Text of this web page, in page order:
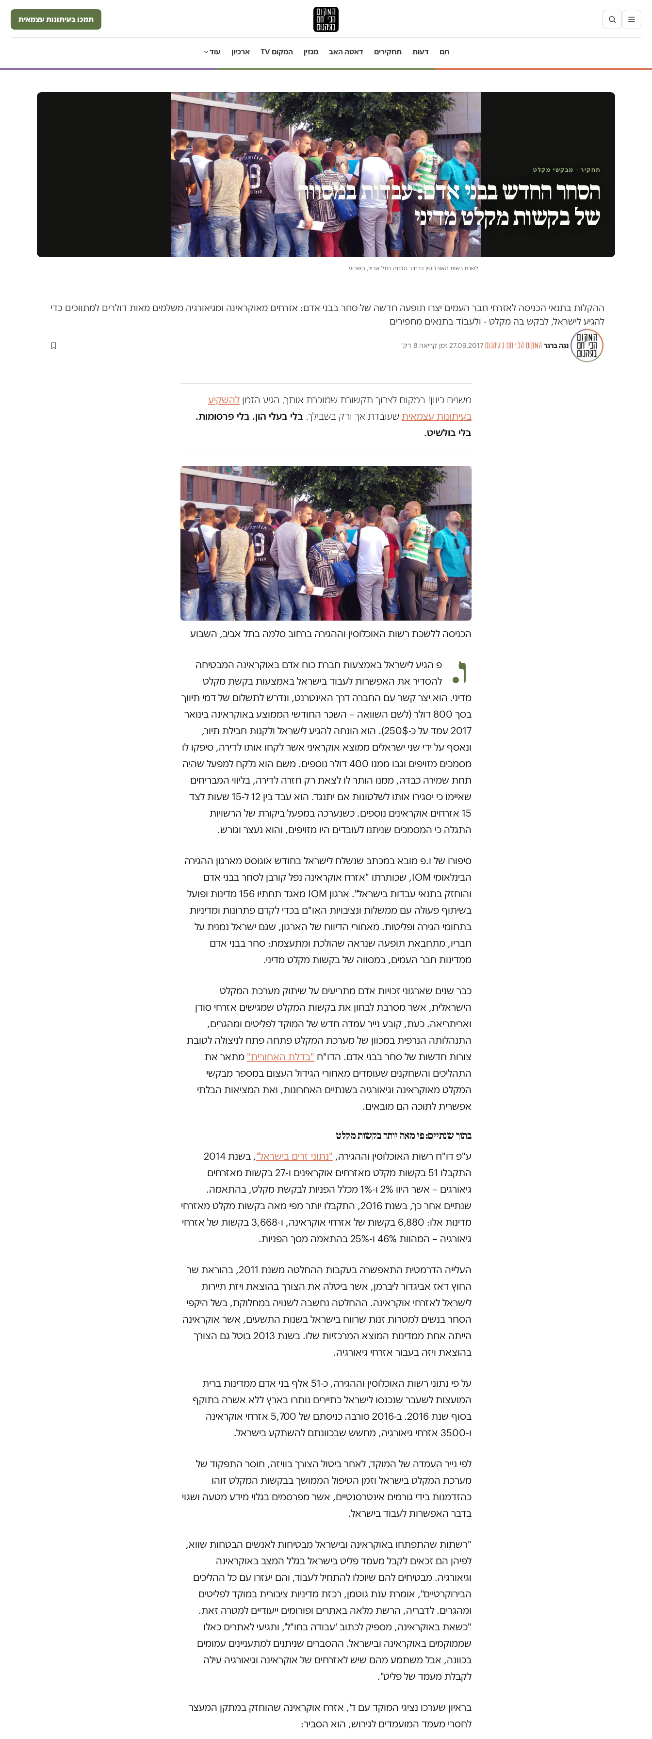
תמכו בעיתונות עצמאית
חם דעות תחקירים דאטה האב מגזין המקום TV ארכיון עוד
תחקיר · מבקשי מקלט
הסחר החדש בבני אדם: עבדות במסווה
של בקשות מקלט מדיני
לשכת רשות האוכלוסין ברחוב סלמה בתל אביב, השבוע
ההקלות בתנאי הכניסה לאזרחי חבר העמים יצרו תופעה חדשה של סחר בבני אדם: אזרחים מאוקראינה ומגיאורגיה משלמים מאות דולרים למתווכים כדי
להגיע לישראל, לבקש בה מקלט - ולעבוד בתנאים מחפירים
נגה ברגר·המקום הכי חם בגיהנום·
27.09.2017
·זמן קריאה 8 דק׳
משנים כיוון! במקום לצרוך תקשורת שמוכרת אותך, הגיע הזמן להשקיע
בעיתונות עצמאית שעובדת אך ורק בשבילך. בלי בעלי הון. בלי פרסומות.
בלי בולשיט.
הכניסה ללשכת רשות האוכלוסין וההגירה ברחוב סלמה בתל אביב, השבוע
ו.
פ הגיע לישראל באמצעות חברת כוח אדם באוקראינה המבטיחה
להסדיר את האפשרות לעבוד בישראל באמצעות בקשת מקלט
מדיני. הוא יצר קשר עם החברה דרך האינטרנט, ונדרש לתשלום של דמי תיווך
בסך 800 דולר (לשם השוואה – השכר החודשי הממוצע באוקראינה בינואר
2017 עמד על כ-250$). הוא הונחה להגיע לישראל ולקנות חבילת תיור,
ונאסף על ידי שני ישראלים ממוצא אוקראיני אשר לקחו אותו לדירה, סיפקו לו
מסמכים מזויפים וגבו ממנו 400 דולר נוספים. משם הוא נלקח למפעל שהיה
תחת שמירה כבדה, ממנו הותר לו לצאת רק חזרה לדירה, בליווי המבריחים
שאיימו כי יסגירו אותו לשלטונות אם יתנגד. הוא עבד בין 12 ל-15 שעות לצד
15 אזרחים אוקראינים נוספים. כשנערכה במפעל ביקורת של הרשויות
התגלה כי המסמכים שניתנו לעובדים היו מזויפים, והוא נעצר וגורש.
סיפורו של ו.פ מובא במכתב שנשלח לישראל בחודש אוגוסט מארגון ההגירה
הבינלאומי IOM, שכותרתו "אזרח אוקראינה נפל קורבן לסחר בבני אדם
והוחזק בתנאי עבדות בישראל". ארגון IOM מאגד תחתיו 156 מדינות ופועל
בשיתוף פעולה עם ממשלות ונציבויות האו"ם בכדי לקדם פתרונות ומדיניות
בתחומי הגירה ופליטות. מאחורי הדיווח של הארגון, שגם ישראל נמנית על
חבריו, מתחבאת תופעה שנראה שהולכת ומתעצמת: סחר בבני אדם
ממדינות חבר העמים, במסווה של בקשות מקלט מדיני.
כבר שנים שארגוני זכויות אדם מתריעים על שיתוק מערכת המקלט
הישראלית, אשר מסרבת לבחון את בקשות המקלט שמגישים אזרחי סודן
ואריתריאה. כעת, קובע נייר עמדה חדש של המוקד לפליטים ומהגרים,
התנהלותה הנרפית במכוון של מערכת המקלט פתחה פתח לניצולה לטובת
צורות חדשות של סחר בבני אדם. הדו"ח "בדלת האחורית" מתאר את
התהליכים והשחקנים שעומדים מאחורי הגידול העצום במספר מבקשי
המקלט מאוקראינה וגיאורגיה בשנתיים האחרונות, ואת המציאות הבלתי
אפשרית לתוכה הם מובאים.
בתוך שנתיים: פי מאה יותר בקשות מקלט
ע"פ דו"ח רשות האוכלוסין וההגירה, "נתוני זרים בישראל"
, בשנת 2014
התקבלו 51 בקשות מקלט מאזרחים אוקראינים ו-27 בקשות מאזרחים
גיאורגים – אשר היוו 2% ו-1% מכלל הפניות לבקשת מקלט, בהתאמה.
שנתיים אחר כך, בשנת 2016, התקבלו יותר מפי מאה בקשות מקלט מאזרחי
מדינות אלו: 6,880 בקשות של אזרחי אוקראינה, ו-3,668 בקשות של אזרחי
גיאורגיה – המהוות 46% ו-25% בהתאמה מסך הפניות.
העלייה הדרמטית התאפשרה בעקבות ההחלטה משנת 2011, בהוראת שר
החוץ דאז אביגדור ליברמן, אשר ביטלה את הצורך בהוצאת ויזת תיירות
לישראל לאזרחי אוקראינה. ההחלטה נחשבה לשנויה במחלוקת, בשל היקפי
הסחר בנשים למטרות זנות שרווח בישראל בשנות התשעים, אשר אוקראינה
הייתה אחת ממדינות המוצא המרכזיות שלו. בשנת 2013 בוטל גם הצורך
בהוצאת ויזה בעבור אזרחי גיאורגיה.
על פי נתוני רשות האוכלוסין וההגירה, כ-51 אלף בני אדם ממדינות ברית
המועצות לשעבר שנכנסו לישראל כתיירים נותרו בארץ ללא אשרה בתוקף
בסוף שנת 2016. ב-2016 סורבה כניסתם של 5,700 אזרחי אוקראינה
ו-3500 אזרחי גיאורגיה, מחשש שבכוונתם להשתקע בישראל.
לפי נייר העמדה של המוקד, לאחר ביטול הצורך בוויזה, חוסר התפקוד של
מערכת המקלט בישראל וזמן הטיפול הממושך בבקשות המקלט זוהו
כהזדמנות בידי גורמים אינטרסנטיים, אשר מפרסמים בגלוי מידע מטעה ושגוי
בדבר האפשרות לעבוד בישראל.
"רשתות שהתפתחו באוקראינה ובישראל מבטיחות לאנשים הבטחות שווא,
לפיהן הם זכאים לקבל מעמד פליט בישראל בגלל המצב באוקראינה
וגיאורגיה. מבטיחים להם שיוכלו להתחיל לעבוד, והם יעזרו עם כל ההליכים
הבירוקרטיים", אומרת ענת גוטמן, רכזת מדיניות ציבורית במוקד לפליטים
ומהגרים. לדבריה, הרשת מלאה באתרים ופורומים ייעודיים למטרה זאת.
"כשאת באוקראינה, מספיק לכתוב 'עבודה בחו"ל', ותגיעי לאתרים כאלו
שממוקמים באוקראינה ובישראל. ההסברים שניתנים למתעניינים עמומים
בכוונה, אבל משתמע מהם שיש לאזרחים של אוקראינה וגיאורגיה עילה
לקבלת מעמד של פליט".
בראיון שערכו נציגי המוקד עם ד', אזרח אוקראינה שהוחזק במתקן המעצר
לחסרי מעמד המועמדים לגירוש, הוא הסביר: